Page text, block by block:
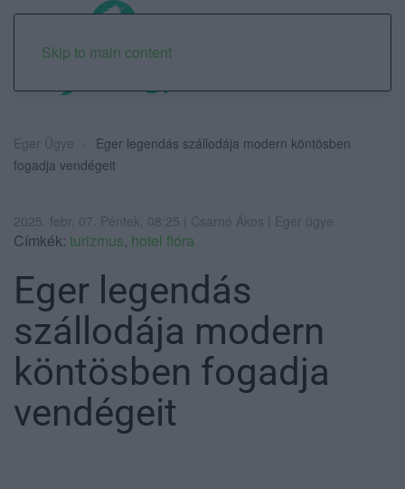
Skip to main content
Eger Ügye
Eger legendás szállodája modern köntösben
fogadja vendégeit
2025. febr. 07. Péntek, 08:25 | Csarnó Ákos | Eger ügye
Címkék: turizmus, hotel flóra
Eger legendás
szállodája modern
köntösben fogadja
vendégeit